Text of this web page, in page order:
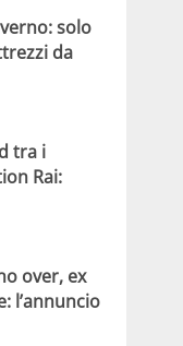
solo
da
tra i
Rai:
over, ex
l’annuncio